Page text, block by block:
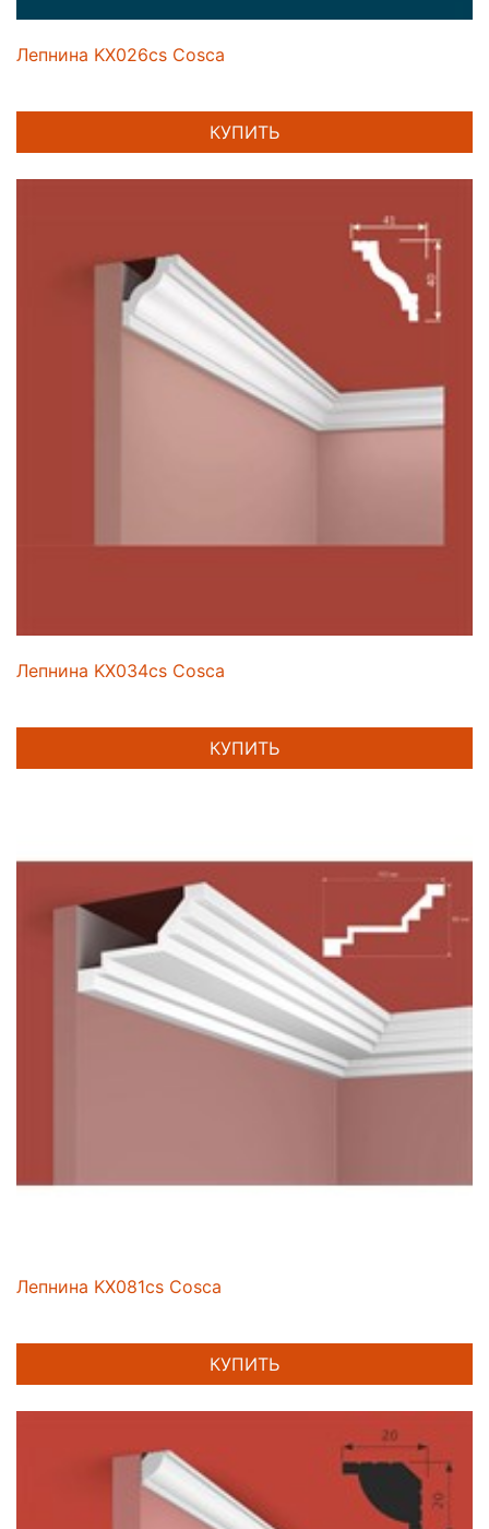
Лепнина KX026cs Cosca
КУПИТЬ
Лепнина KX034cs Cosca
КУПИТЬ
Лепнина KX081cs Cosca
КУПИТЬ